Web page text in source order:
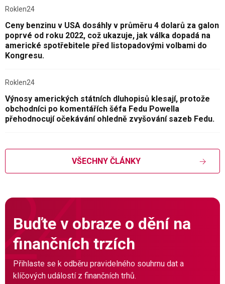
Roklen24
Ceny benzinu v USA dosáhly v průměru 4 dolarů za galon
poprvé od roku 2022, což ukazuje, jak válka dopadá na
americké spotřebitele před listopadovými volbami do
Kongresu.
Roklen24
Výnosy amerických státních dluhopisů klesají, protože
obchodníci po komentářích šéfa Fedu Powella
přehodnocují očekávání ohledně zvyšování sazeb Fedu.
VŠECHNY ČLÁNKY
Buďte v obraze o dění na
finančních trzích
Přihlaste se k odběru pravidelného souhrnu dat a
klíčových událostí z finančních trhů.